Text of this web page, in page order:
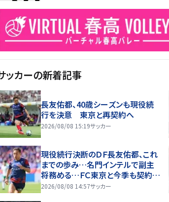
ッカーの新着記事
長友佑都、40歳シーズンも現役続
行を決意 東京と再契約へ
2026/08/08 15:19サッカー
現役続行決断のＤＦ長友佑都、これ
までの歩み…名門インテルで副主
将務める…ＦＣ東京と今季も契約延
長へ
2026/08/08 14:57サッカー